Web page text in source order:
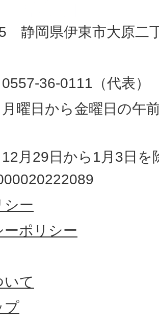
静岡県伊東市大原二
36-0111（代表）
曜日から金曜日の午
12月29日から1月3日を
シー
ポリシー
いて
プ